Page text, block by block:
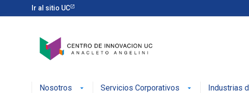
Ir al sitio UC
Nosotros Servicios Corporativos Industrias